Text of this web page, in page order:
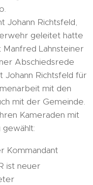
Johann Richtsfeld,
geleitet hatte
Lahnsteiner
Abschiedsrede
Johann Richtsfeld für
mit den
mit der Gemeinde.
Kameraden mit
gewählt:
Kommandant
ist neuer